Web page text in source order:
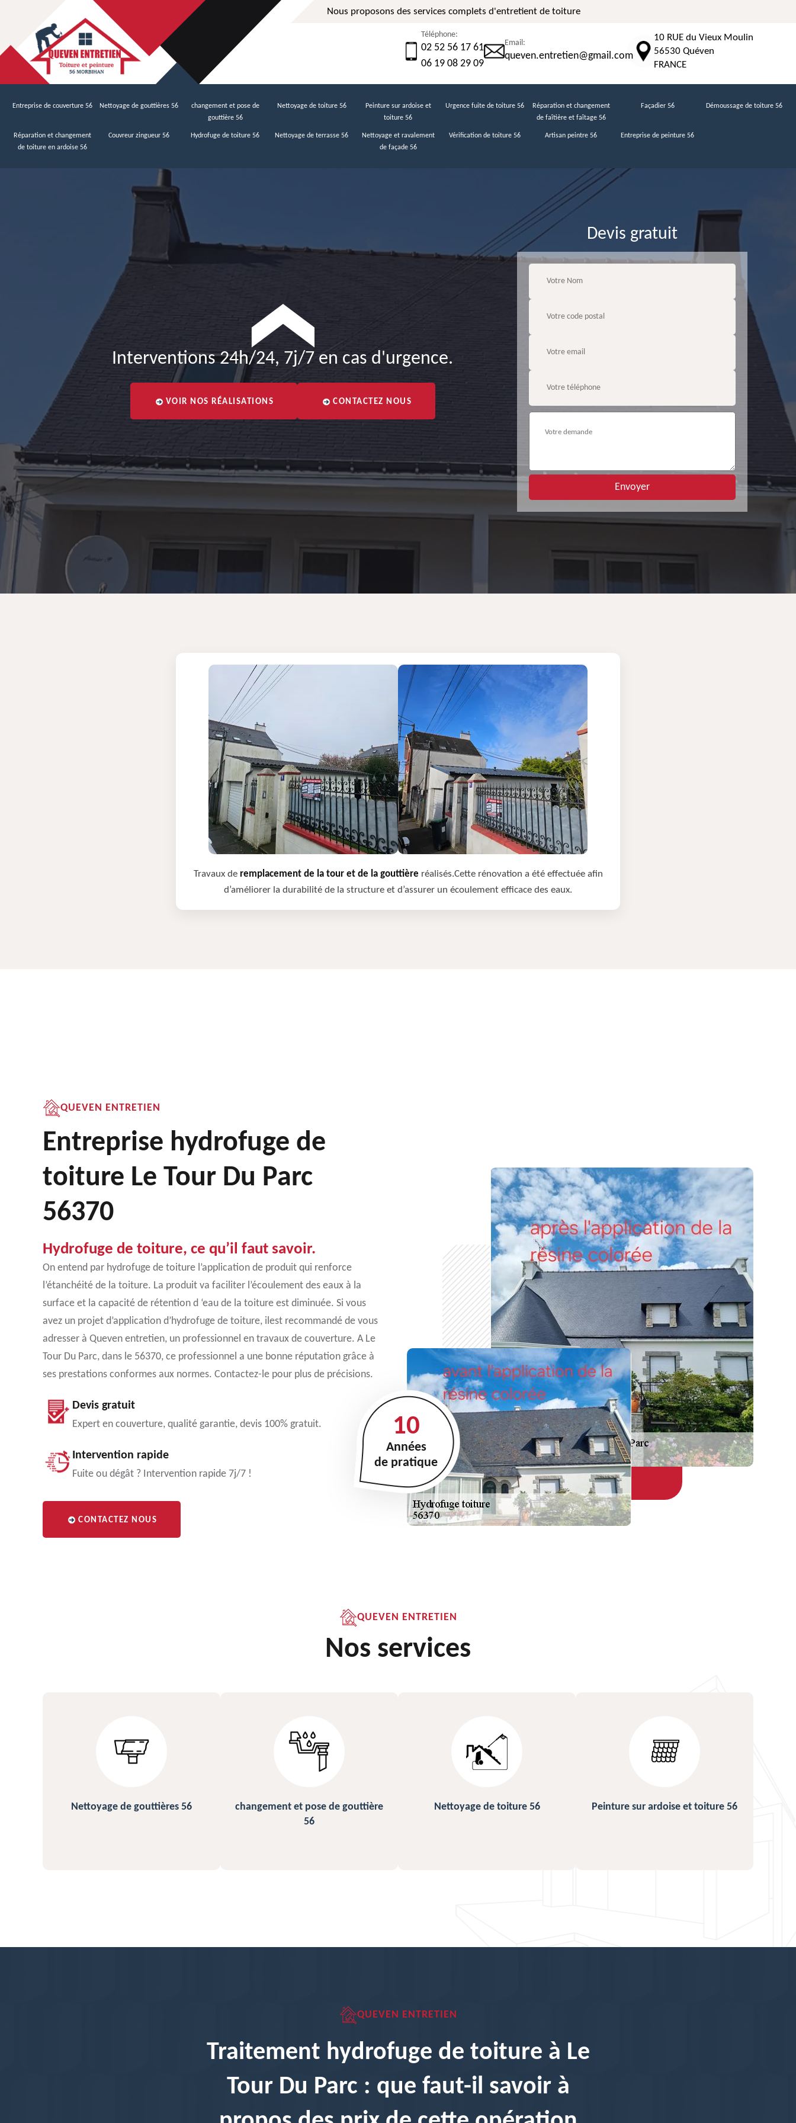
Nous proposons des services complets d'entretient de toiture
Téléphone:
02 52 56 17 61
06 19 08 29 09
Email:
queven.entretien@gmail.com
10 RUE du Vieux Moulin
56530 Quéven
FRANCE
Entreprise de couverture 56 Nettoyage de gouttières 56
changement et pose de
gouttière 56
Nettoyage de toiture 56
Peinture sur ardoise et
toiture 56
Urgence fuite de toiture 56
Réparation et changement
de faîtière et faîtage 56
Façadier 56 Démoussage de toiture 56
Réparation et changement
de toiture en ardoise 56
Couvreur zingueur 56 Hydrofuge de toiture 56 Nettoyage de terrasse 56
Nettoyage et ravalement
de façade 56
Vérification de toiture 56 Artisan peintre 56 Entreprise de peinture 56
Interventions 24h/24, 7j/7 en cas d'urgence.
VOIR NOS RÉALISATIONS CONTACTEZ NOUS
Devis gratuit
Travaux de remplacement de la tour et de la gouttière réalisés.Cette rénovation a été effectuée afin
d’améliorer la durabilité de la structure et d’assurer un écoulement efficace des eaux.
QUEVEN ENTRETIEN
Entreprise hydrofuge de
toiture Le Tour Du Parc
56370
Hydrofuge de toiture, ce qu’il faut savoir.
On entend par hydrofuge de toiture l’application de produit qui renforce
l’étanchéité de la toiture. La produit va faciliter l’écoulement des eaux à la
surface et la capacité de rétention d ‘eau de la toiture est diminuée. Si vous
avez un projet d’application d’hydrofuge de toiture, ilest recommandé de vous
adresser à Queven entretien, un professionnel en travaux de couverture. A Le
Tour Du Parc, dans le 56370, ce professionnel a une bonne réputation grâce à
ses prestations conformes aux normes. Contactez-le pour plus de précisions.
Devis gratuit
Expert en couverture, qualité garantie, devis 100% gratuit.
Intervention rapide
Fuite ou dégât ? Intervention rapide 7j/7 !
CONTACTEZ NOUS
10
Années
de pratique
QUEVEN ENTRETIEN
Nos services
changement et pose de gouttière
Nettoyage de toiture 56 Peinture sur ardoise et toiture 56 Urgence fuite de toiture 56
QUEVEN ENTRETIEN
Traitement hydrofuge de toiture à Le
Tour Du Parc : que faut-il savoir à